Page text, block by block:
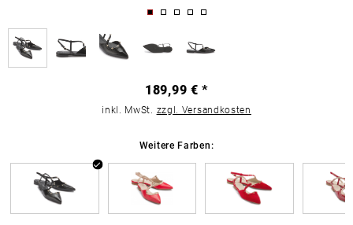
189,99 € *
inkl. MwSt. zzgl. Versandkosten
Weitere Farben: